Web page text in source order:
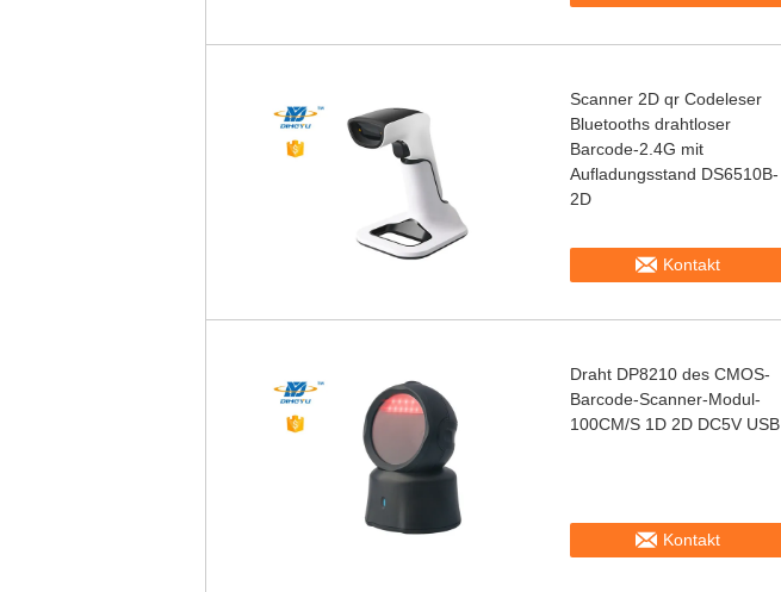
Scanner 2D qr Codeleser
Bluetooths drahtloser
Barcode-2.4G mit
Aufladungsstand DS6510B-
2D
Kontakt
Draht DP8210 des CMOS-
Barcode-Scanner-Modul-
100CM/S 1D 2D DC5V USB
Kontakt